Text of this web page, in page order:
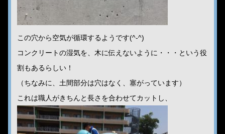
この穴から空気が循環するようです(^-^)
コンクリートの湿気を、木に伝えないように・・・という役
割もあるらしい！
（ちなみに、土間部分は穴はなく、塞がっています）
これは職人がきちんと長さを合わせてカットし、